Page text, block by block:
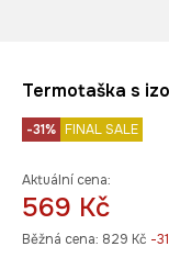
Termotaška s
-31% FINAL SALE
Aktuální cena:
569 Kč
Běžná cena: 829 Kč -